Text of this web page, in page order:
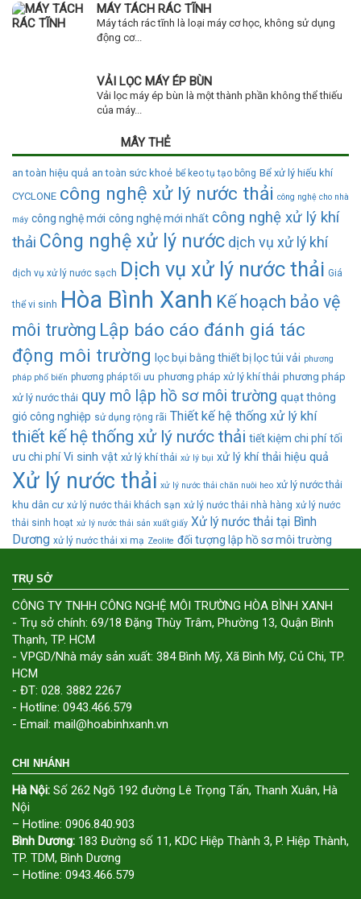
MÁY TÁCH RÁC TĨNH
Máy tách rác tĩnh là loại máy cơ học, không sử dụng
động cơ...
VẢI LỌC MÁY ÉP BÙN
Vải lọc máy ép bùn là một thành phần không thể thiếu
của máy...
MÂY THẺ
an toàn hiệu quả an toàn sức khoẻ bể keo tụ tạo bông Bể xử lý hiếu khí
CYCLONE công nghệ xử lý nước thải công nghệ cho nhà
máy công nghệ mới công nghệ mới nhất công nghệ xử lý khí
thải Công nghệ xử lý nước dịch vụ xử lý khí
dịch vụ xử lý nước sạch Dịch vụ xử lý nước thải Giá
thể vi sinh Hòa Bình Xanh Kế hoạch bảo vệ
môi trường Lập báo cáo đánh giá tác
động môi trường lọc bụi bằng thiết bị lọc túi vải phương
pháp phổ biến phương pháp tối ưu phương pháp xử lý khí thải phương pháp
xử lý nước thải quy mô lập hồ sơ môi trường quạt thông
gió công nghiệp sử dụng rộng rãi Thiết kế hệ thống xử lý khí
thiết kế hệ thống xử lý nước thải tiết kiệm chi phí tối
ưu chi phí Vi sinh vật xử lý khí thải xử lý bụi xử lý khí thải hiệu quả
Xử lý nước thải xử lý nước thải chăn nuôi heo xử lý nước thải
khu dân cư xử lý nước thải khách sạn xử lý nước thải nhà hàng xử lý nước
thải sinh hoạt xử lý nước thải sản xuất giấy Xử lý nước thải tại Bình
Dương xử lý nước thải xi mạ Zeolite đối tượng lập hồ sơ môi trường
TRỤ SỞ
CÔNG TY TNHH CÔNG NGHỆ MÔI TRƯỜNG HÒA BÌNH XANH
- Trụ sở chính: 69/18 Đặng Thùy Trâm, Phường 13, Quận Bình
Thạnh, TP. HCM
- VPGD/Nhà máy sản xuất: 384 Bình Mỹ, Xã Bình Mỹ, Củ Chi, TP.
HCM
- ĐT: 028. 3882 2267
- Hotline: 0943.466.579
- Email: mail@hoabinhxanh.vn
CHI NHÁNH
Hà Nội: Số 262 Ngõ 192 đường Lê Trọng Tấn, Thanh Xuân, Hà
Nội
– Hotline: 0906.840.903
Bình Dương: 183 Đường số 11, KDC Hiệp Thành 3, P. Hiệp Thành,
TP. TDM, Bình Dương
– Hotline: 0943.466.579